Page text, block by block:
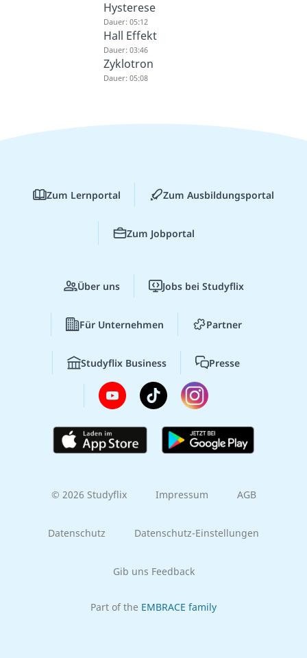
Hysterese
Dauer: 05:12
Hall Effekt
Dauer: 03:46
Zyklotron
Dauer: 05:08
Zum Lernportal Zum Ausbildungsportal
Zum Jobportal
Über uns Jobs bei Studyflix
Für Unternehmen Partner
Studyflix Business Presse
© 2026 Studyflix Impressum AGB
Datenschutz Datenschutz-Einstellungen
Gib uns Feedback
Part of the EMBRACE family